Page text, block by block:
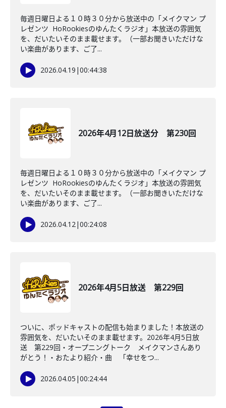
毎週日曜日よる１０時３０分から放送中の「メイクマン プ
レゼンツ HoRookiesのゆんたくラジオ」本放送の雰囲気
を、だいたいそのまま載せます。（一部お聞きいただけな
い楽曲があります、ご了...
2026.04.19 |00:44:38
2026年4月12日放送分 第230回
毎週日曜日よる１０時３０分から放送中の「メイクマン プ
レゼンツ HoRookiesのゆんたくラジオ」本放送の雰囲気
を、だいたいそのまま載せます。（一部お聞きいただけな
い楽曲があります、ご了...
2026.04.12|00:24:08
2026年4月5日放送 第229回
ついに、ポッドキャストの配信も始まりました！本放送の
雰囲気を、だいたいそのまま載せます。2026年4月5日放
送 第229回・オープニングトーク メイクマンさんあり
がとう！・おたより紹介・曲 「幸せをつ...
2026.04.05 |00:24:44